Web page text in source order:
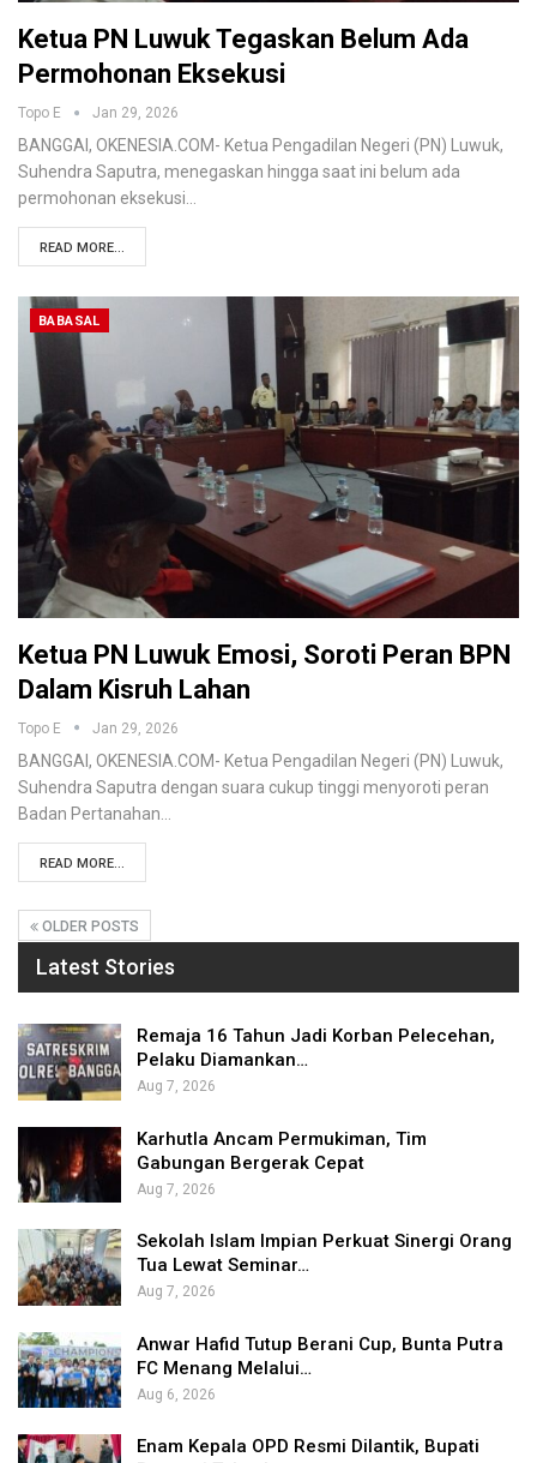
Ketua PN Luwuk Tegaskan Belum Ada
Permohonan Eksekusi
Topo E Jan 29, 2026
BANGGAI, OKENESIA.COM- Ketua Pengadilan Negeri (PN) Luwuk,
Suhendra Saputra, menegaskan hingga saat ini belum ada
permohonan eksekusi…
READ MORE...
BABASAL
Ketua PN Luwuk Emosi, Soroti Peran BPN
Dalam Kisruh Lahan
Topo E Jan 29, 2026
BANGGAI, OKENESIA.COM- Ketua Pengadilan Negeri (PN) Luwuk,
Suhendra Saputra dengan suara cukup tinggi menyoroti peran
Badan Pertanahan…
READ MORE...
OLDER POSTS
Latest Stories
Remaja 16 Tahun Jadi Korban Pelecehan,
Pelaku Diamankan…
Aug 7, 2026
Karhutla Ancam Permukiman, Tim
Gabungan Bergerak Cepat
Aug 7, 2026
Sekolah Islam Impian Perkuat Sinergi Orang
Tua Lewat Seminar…
Aug 7, 2026
Anwar Hafid Tutup Berani Cup, Bunta Putra
FC Menang Melalui…
Aug 6, 2026
Enam Kepala OPD Resmi Dilantik, Bupati